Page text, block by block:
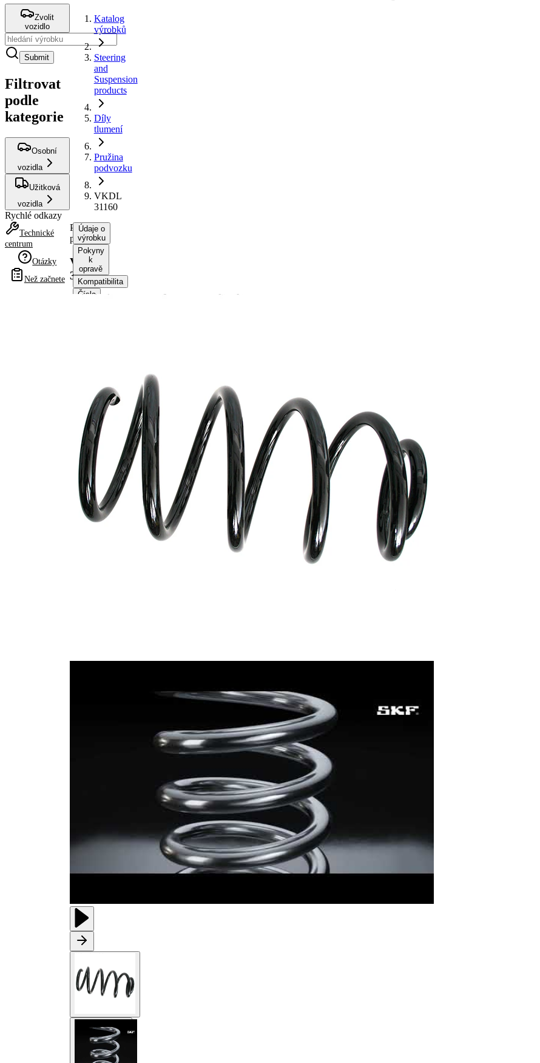
Zvolit
vozidlo
Submit
Filtrovat
podle
kategorie
Osobní
vozidla
Užitková
vozidla
Rychlé odkazy
Technické
centrum
Otázky
Než začnete
Katalog
výrobků
Steering
and
Suspension
products
Díly
tlumení
Pružina
podvozku
VKDL
31160
Pružina
podvozku
VKDL
31160
Údaje o
výrobku
Pokyny
k
opravě
Kompatibilita
Čísla
360 mm
Hmotnost
4,60 kg
Tvar
pružiny
Šroubovitá
pružina s
konstatním
průměrem
Vnější
průměr
180 mm
Doplňkový
výrobek/
doplňkové
info
bez
pouzdra